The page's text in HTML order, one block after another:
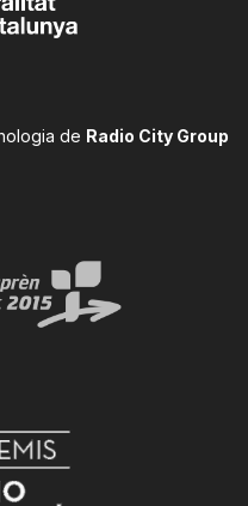
de Radio City Group